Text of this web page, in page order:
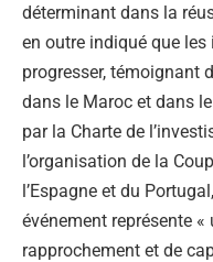
déterminant dans la
en outre indiqué que
progresser, témoignant
dans le Maroc et dans
par la Charte de
l’organisation de la
l’Espagne et du
événement représente
rapprochement et de